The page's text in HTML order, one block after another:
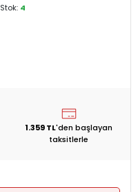
Stok: 4
1.359 TL'denbaşlayan
taksitlerle